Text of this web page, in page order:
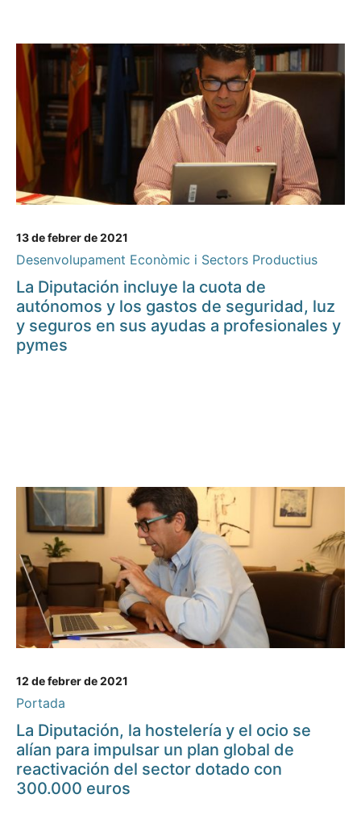
13 de febrer de 2021
Desenvolupament Econòmic i Sectors Productius
La Diputación incluye la cuota de
autónomos y los gastos de seguridad, luz
y seguros en sus ayudas a profesionales y
pymes
12 de febrer de 2021
Portada
La Diputación, la hostelería y el ocio se
alían para impulsar un plan global de
reactivación del sector dotado con
300.000 euros